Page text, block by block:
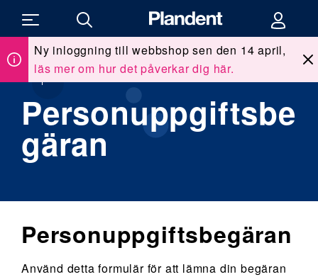
Ny inloggning till webbshop sen den 14 april,
läs mer om hur det påverkar dig här.
är Om Plandent / Integritetspolicy / Personuppgiftsbegäran
Personuppgiftsbe
gäran
Personuppgiftsbegäran
Använd detta formulär för att lämna din begäran